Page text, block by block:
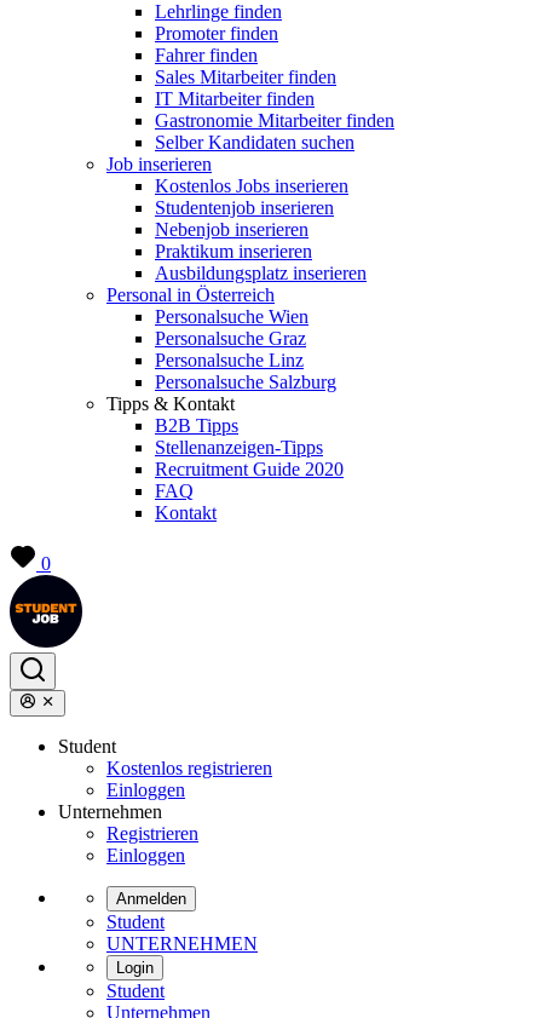
Lehrlinge finden
Promoter finden
Fahrer finden
Sales Mitarbeiter finden
IT Mitarbeiter finden
Gastronomie Mitarbeiter finden
Selber Kandidaten suchen
Job inserieren
Kostenlos Jobs inserieren
Studentenjob inserieren
Nebenjob inserieren
Praktikum inserieren
Ausbildungsplatz inserieren
Personal in Österreich
Personalsuche Wien
Personalsuche Graz
Personalsuche Linz
Personalsuche Salzburg
Tipps & Kontakt
B2B Tipps
Stellenanzeigen-Tipps
Recruitment Guide 2020
FAQ
Kontakt
0
Student
Kostenlos registrieren
Einloggen
Unternehmen
Registrieren
Einloggen
Anmelden
Student
UNTERNEHMEN
Login
Student
Unternehmen